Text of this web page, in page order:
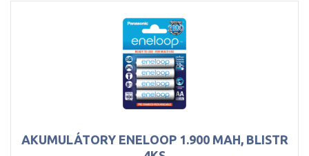
AKUMULÁTORY ENELOOP 1.900 MAH, BLISTR